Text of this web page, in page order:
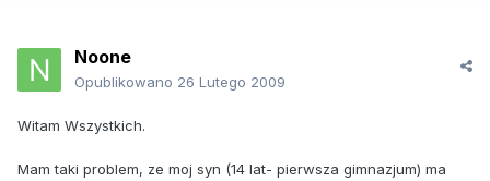
Noone
Opublikowano 26 Lutego 2009
Witam Wszystkich.
Mam taki problem, ze moj syn (14 lat- pierwsza gimnazjum) ma